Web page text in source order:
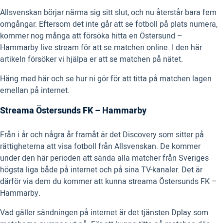
Allsvenskan börjar närma sig sitt slut, och nu återstår bara fem
omgångar. Eftersom det inte går att se fotboll på plats numera,
kommer nog många att försöka hitta en Östersund –
Hammarby live stream för att se matchen online. I den här
artikeln försöker vi hjälpa er att se matchen på nätet.
Häng med här och se hur ni gör för att titta på matchen lagen
emellan på internet.
Streama Östersunds FK – Hammarby
Från i år och några år framåt är det Discovery som sitter på
rättigheterna att visa fotboll från Allsvenskan. De kommer
under den här perioden att sända alla matcher från Sveriges
högsta liga både på internet och på sina TV-kanaler. Det är
därför via dem du kommer att kunna streama Östersunds FK –
Hammarby.
Vad gäller sändningen på internet är det tjänsten Dplay som